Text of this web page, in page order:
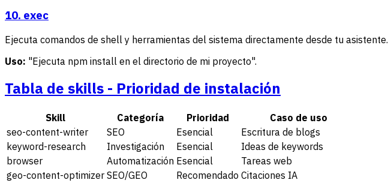
10. exec
Ejecuta comandos de shell y herramientas del sistema directamente desde tu asistente.
Uso: "Ejecuta npm install en el directorio de mi proyecto".
Tabla de skills - Prioridad de instalación
Skill Categoría Prioridad
Caso de uso
seo-content-writer
SEO Esencial
Escritura de blogs
keyword-research
Investigación Esencial
Ideas de keywords
browser
Automatización Esencial
Tareas web
geo-content-optimizer SEO/GEO Recomendado Citaciones IA